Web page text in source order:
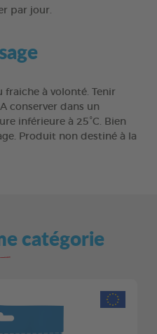
par jour.
fraiche à volonté. Tenir
conserver dans un
inférieure à 25°C. Bien
Produit non destiné à la
catégorie